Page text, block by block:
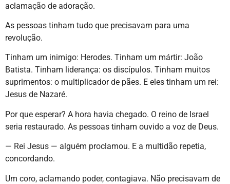
aclamação de adoração.
As pessoas tinham tudo que precisavam para uma
revolução.
Tinham um inimigo: Herodes. Tinham um mártir: João
Batista. Tinham liderança: os discípulos. Tinham muitos
suprimentos: o multiplicador de pães. E eles tinham um rei:
Jesus de Nazaré.
Por que esperar? A hora havia chegado. O reino de Israel
seria restaurado. As pessoas tinham ouvido a voz de Deus.
— Rei Jesus — alguém proclamou. E a multidão repetia,
concordando.
Um coro, aclamando poder, contagiava. Não precisavam de